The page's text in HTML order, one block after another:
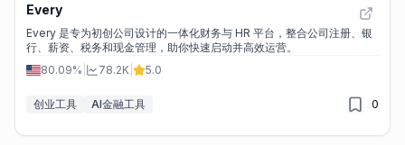
Every
Every 是专为初创公司设计的一体化财务与 HR 平台，整合公司注册、银
行、薪资、税务和现金管理，助你快速启动并高效运营。
80.09%
78.2K 5.0
创业工具 AI金融工具 0